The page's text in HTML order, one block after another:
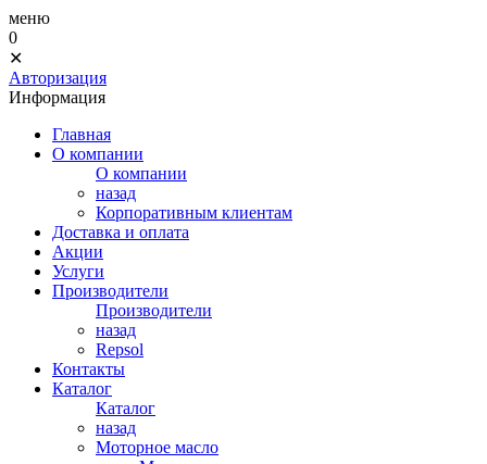
меню
0
✕
Авторизация
Информация
Главная
О компании
О компании
назад
Корпоративным клиентам
Доставка и оплата
Акции
Услуги
Производители
Производители
назад
Repsol
Контакты
Каталог
Каталог
назад
Моторное масло